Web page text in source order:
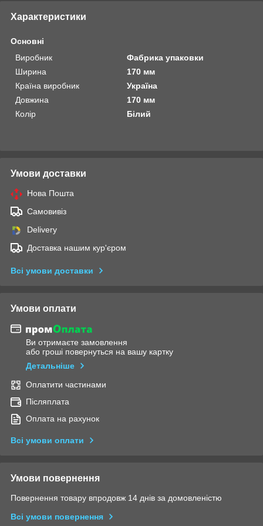
Характеристики
Основні
Виробник
Фабрика упаковки
Ширина
170 мм
Країна виробник
Україна
Довжина
170 мм
Колір
Білий
Умови доставки
Нова Пошта
Самовивіз
Delivery
Доставка нашим кур'єром
Всі умови доставки
Умови оплати
Ви отримаєте замовлення
або гроші повернуться на вашу картку
Детальніше
Оплатити частинами
Післяплата
Оплата на рахунок
Всі умови оплати
Умови повернення
Повернення товару впродовж 14 днів за домовленістю
Всі умови повернення